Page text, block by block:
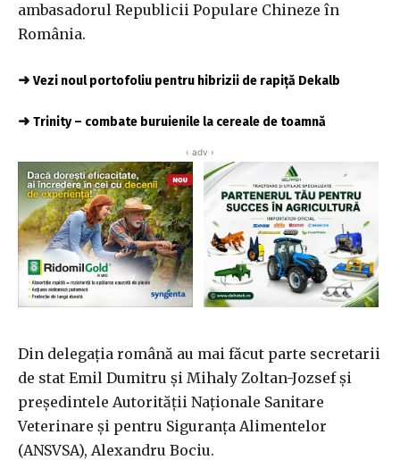
ambasadorul Republicii Populare Chineze în
România.
➜ Vezi noul portofoliu pentru hibrizii de rapiță Dekalb
➜ Trinity – combate buruienile la cereale de toamnă
‹ adv ›
Din delegaţia română au mai făcut parte secretarii
de stat Emil Dumitru şi Mihaly Zoltan-Jozsef şi
preşedintele Autorităţii Naţionale Sanitare
Veterinare şi pentru Siguranţa Alimentelor
(ANSVSA), Alexandru Bociu.